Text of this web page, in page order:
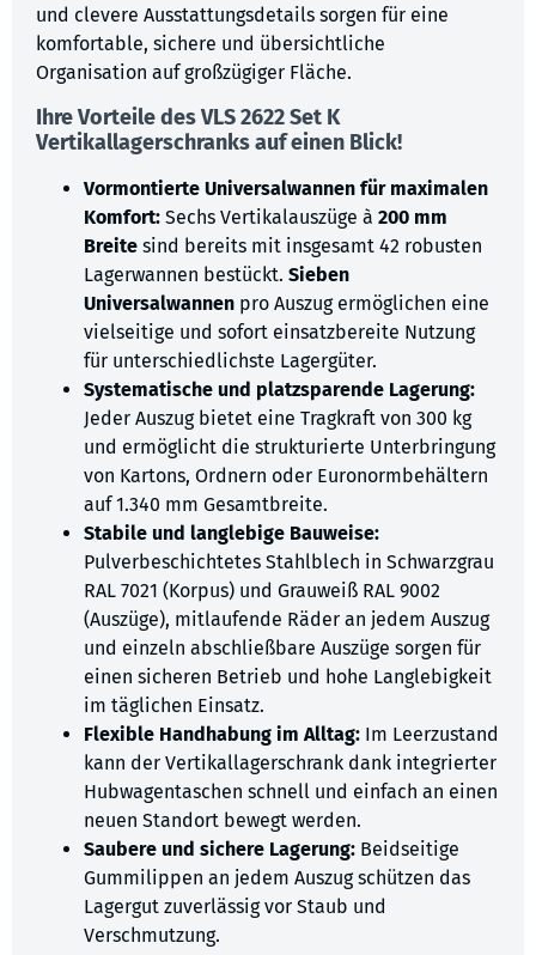
und clevere Ausstattungsdetails sorgen für eine
komfortable, sichere und übersichtliche
Organisation auf großzügiger Fläche.
Ihre Vorteile des VLS 2622 Set K
Vertikallagerschranks auf einen Blick!
Vormontierte Universalwannen für maximalen
Komfort: Sechs Vertikalauszüge à 200 mm
Breite sind bereits mit insgesamt 42 robusten
Lagerwannen bestückt. Sieben
Universalwannen pro Auszug ermöglichen eine
vielseitige und sofort einsatzbereite Nutzung
für unterschiedlichste Lagergüter.
Systematische und platzsparende Lagerung:
Jeder Auszug bietet eine Tragkraft von 300 kg
und ermöglicht die strukturierte Unterbringung
von Kartons, Ordnern oder Euronormbehältern
auf 1.340 mm Gesamtbreite.
Stabile und langlebige Bauweise:
Pulverbeschichtetes Stahlblech in Schwarzgrau
RAL 7021 (Korpus) und Grauweiß RAL 9002
(Auszüge), mitlaufende Räder an jedem Auszug
und einzeln abschließbare Auszüge sorgen für
einen sicheren Betrieb und hohe Langlebigkeit
im täglichen Einsatz.
Flexible Handhabung im Alltag: Im Leerzustand
kann der Vertikallagerschrank dank integrierter
Hubwagentaschen schnell und einfach an einen
neuen Standort bewegt werden.
Saubere und sichere Lagerung: Beidseitige
Gummilippen an jedem Auszug schützen das
Lagergut zuverlässig vor Staub und
Verschmutzung.